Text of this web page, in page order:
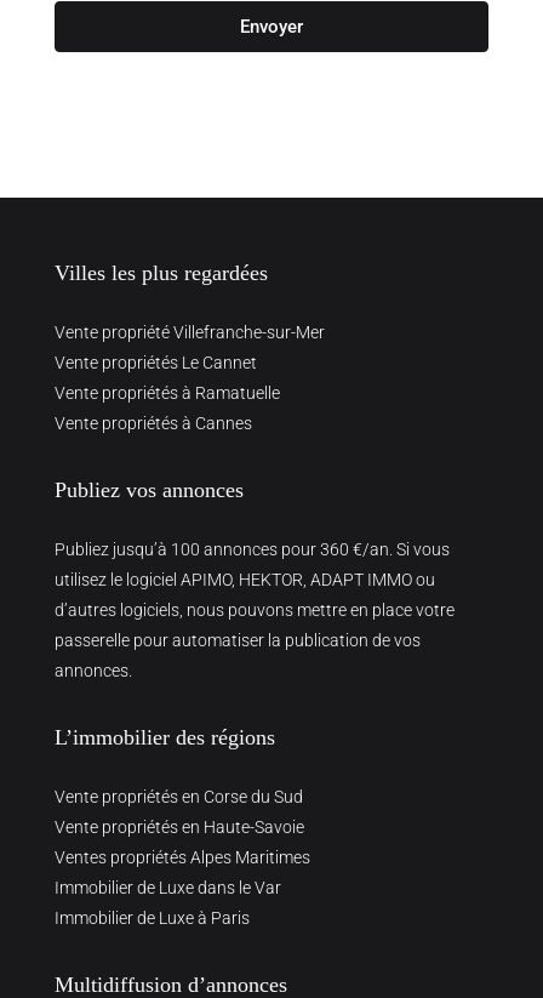
Envoyer
Villes les plus regardées
Vente propriété Villefranche-sur-Mer
Vente propriétés Le Cannet
Vente propriétés à Ramatuelle
Vente propriétés à Cannes
Publiez vos annonces
Publiez jusqu’à 100 annonces pour 360 €/an. Si vous
utilisez le logiciel APIMO, HEKTOR, ADAPT IMMO ou
d’autres logiciels, nous pouvons mettre en place votre
passerelle pour automatiser la publication de vos
annonces.
L’immobilier des régions
Vente propriétés en Corse du Sud
Vente propriétés en Haute-Savoie
Ventes propriétés Alpes Maritimes
Immobilier de Luxe dans le Var
Immobilier de Luxe à Paris
Multidiffusion d’annonces